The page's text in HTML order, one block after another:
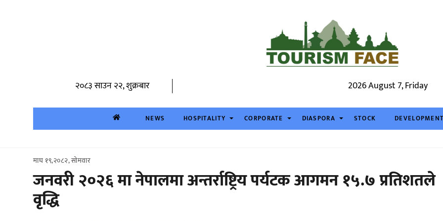
२०८३ साउन २२, शुक्रबार 2026 August 7, Friday
NEWS HOSPITALITY CORPORATE DIASPORA STOCK DEVELOPMENT
माघ १९,२०८२, सोमवार
जनवरी २०२६ मा नेपालमा अन्तर्राष्ट्रिय पर्यटक आगमन १५.७ प्रतिशतले
वृद्धि